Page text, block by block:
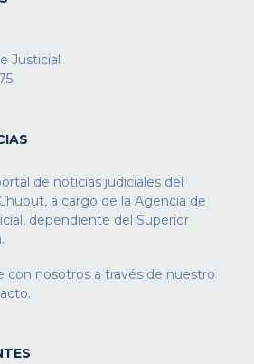
Justicial
de noticias judiciales del
a cargo de la Agencia de
dependiente del Superior
con nosotros a través de nuestro
.